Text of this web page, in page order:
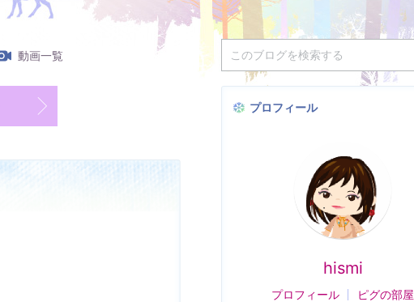
動画一覧
プロフィール
hismi
プロフィール ピグの部屋